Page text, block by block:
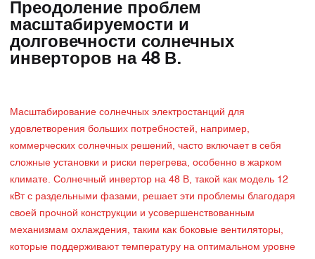
Преодоление проблем
масштабируемости и
долговечности солнечных
инверторов на 48 В.
Масштабирование солнечных электростанций для
удовлетворения больших потребностей, например,
коммерческих солнечных решений, часто включает в себя
сложные установки и риски перегрева, особенно в жарком
климате. Солнечный инвертор на 48 В, такой как модель 12
кВт с раздельными фазами, решает эти проблемы благодаря
своей прочной конструкции и усовершенствованным
механизмам охлаждения, таким как боковые вентиляторы,
которые поддерживают температуру на оптимальном уровне